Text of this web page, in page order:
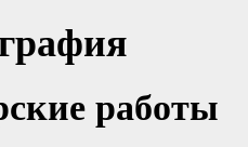
работы